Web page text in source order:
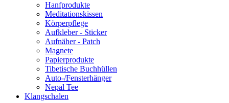
Hanfprodukte
Meditationskissen
Körperpflege
Aufkleber - Sticker
Aufnäher - Patch
Magnete
Papierprodukte
Tibetische Buchhüllen
Auto-/Fensterhänger
Nepal Tee
Klangschalen